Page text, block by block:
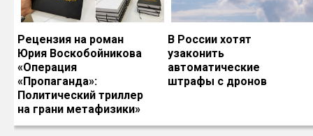
Рецензия на роман
Юрия Воскобойникова
«Операция
«Пропаганда»:
Политический триллер
на грани метафизики»
В России хотят
узаконить
автоматические
штрафы с дронов